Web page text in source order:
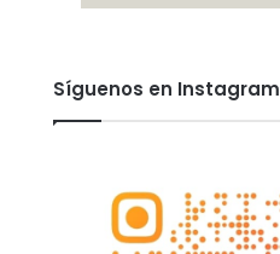
Síguenos en Instagram